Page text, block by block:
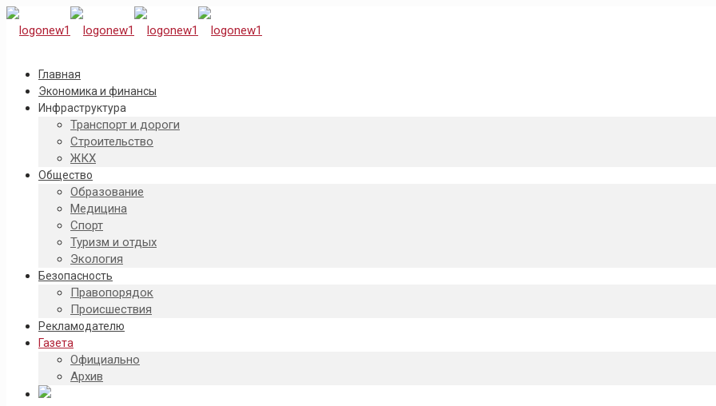
Главная
Экономика и финансы
Инфраструктура
Транспорт и дороги
Строительство
ЖКХ
Общество
Образование
Медицина
Спорт
Туризм и отдых
Экология
Безопасность
Правопорядок
Происшествия
Рекламодателю
Газета
Официально
Архив